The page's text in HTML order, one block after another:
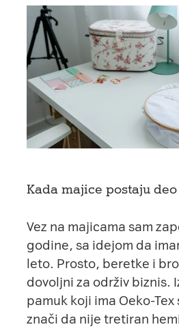
Kada majice postaju
Vez na majicama sam
godine, sa idejom da
leto. Prosto, beretke i
dovoljni za održiv biznis.
pamuk koji ima Oeko-
znači da nije tretiran